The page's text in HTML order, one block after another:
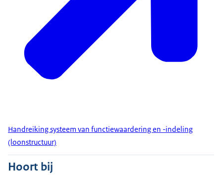
Handreiking systeem van functiewaardering en -indeling
(loonstructuur)
Hoort bij